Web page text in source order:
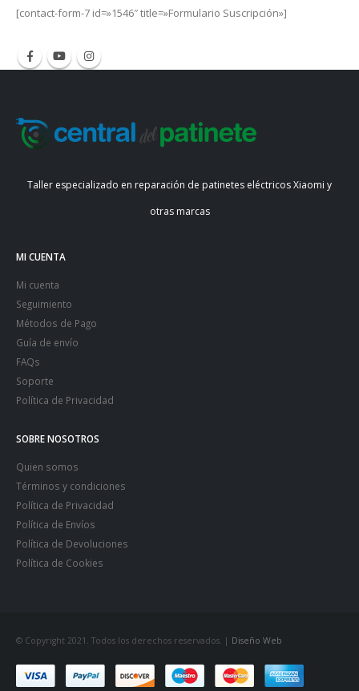
[contact-form-7 id=»1546″ title=»Formulario Suscripción»]
Taller especializado en reparación de patinetes eléctricos Xiaomi y
otras marcas
MI CUENTA
Mi cuenta
Seguimiento
Métodos de Pago
Guía de envío
FAQs
Soporte
Política de Privacidad
SOBRE NOSOTROS
Quien somos
Términos y condiciones
Política de Privacidad
Política de Envíos
Política de Devoluciones
Política de Cookies
© Copyright 2021. Todos los derechos reservados. | Diseño Web